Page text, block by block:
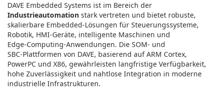
DAVE Embedded Systems ist im Bereich der
Industrieautomation stark vertreten und bietet robuste,
skalierbare Embedded‑Lösungen für Steuerungssysteme,
Robotik, HMI‑Geräte, intelligente Maschinen und
Edge‑Computing‑Anwendungen. Die SOM‑ und
SBC‑Plattformen von DAVE, basierend auf ARM Cortex,
PowerPC und X86, gewährleisten langfristige Verfügbarkeit,
hohe Zuverlässigkeit und nahtlose Integration in moderne
industrielle Infrastrukturen.